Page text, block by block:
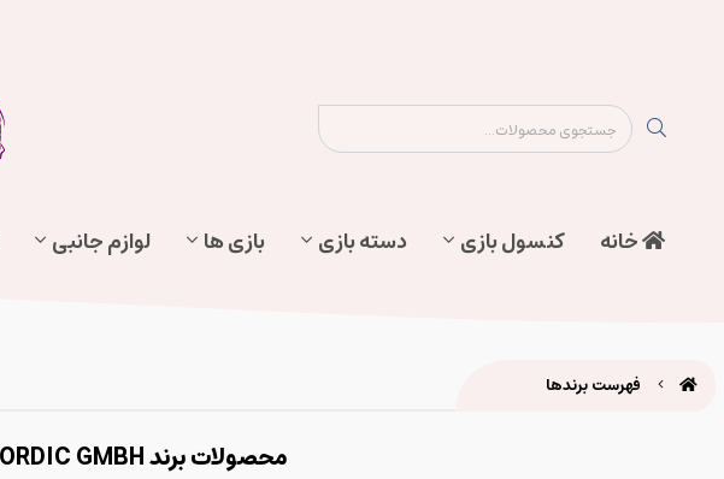
خانه کنسول بازی دسته بازی بازی ها لوازم جانبی
فهرست برندها
محصولات برند THQ NORDIC GMBH